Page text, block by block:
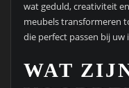
wat geduld, creativiteit
meubels transformeren
die perfect passen bij uw
WAT